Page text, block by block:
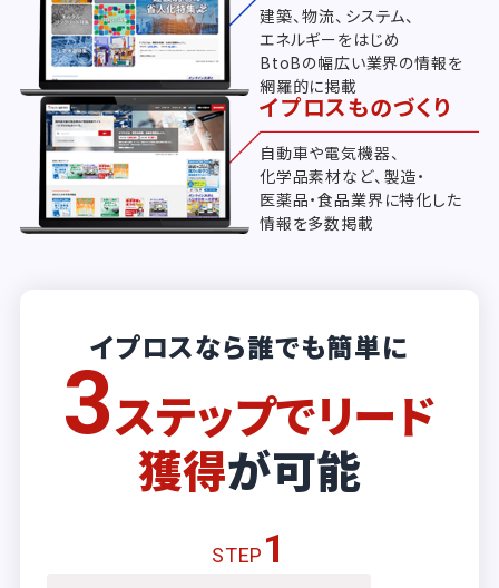
建築、物流、システム、
エネルギーをはじめ
BtoBの幅広い業界の情報を
網羅的に掲載
イプロスものづくり
自動車や電気機器、
化学品素材など、製造・
医薬品・食品業界に特化した
情報を多数掲載
イプロスなら誰でも簡単に
3ステップでリード
獲得が可能
STEP 1